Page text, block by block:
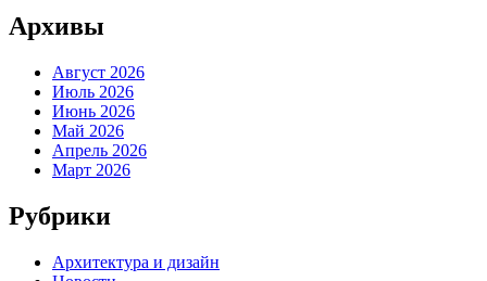
Архивы
Август 2026
Июль 2026
Июнь 2026
Май 2026
Апрель 2026
Март 2026
Рубрики
Архитектура и дизайн